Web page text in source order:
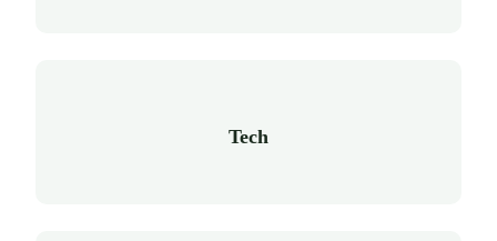
Tech